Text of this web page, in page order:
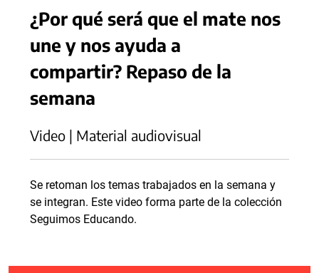
¿Por qué será que el mate nos
une y nos ayuda a
compartir? Repaso de la
semana
Video | Material audiovisual
Se retoman los temas trabajados en la semana y
se integran. Este video forma parte de la colección
Seguimos Educando.